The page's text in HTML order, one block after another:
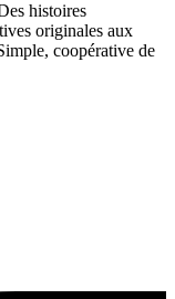
histoires
originales aux
coopérative de